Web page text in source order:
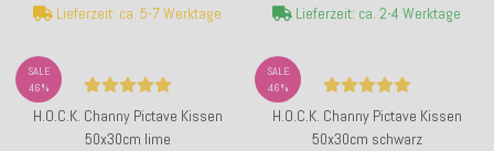
Lieferzeit: ca. 5-7 Werktage
Lieferzeit: ca. 2-4 Werktage
SALE
46%
H.O.C.K. Channy Pictave Kissen
50x30cm lime
SALE
46%
H.O.C.K. Channy Pictave Kissen
50x30cm schwarz